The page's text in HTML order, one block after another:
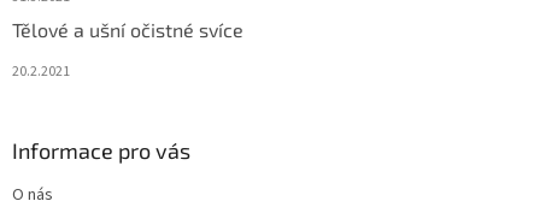
Tělové a ušní očistné svíce
20.2.2021
Informace pro vás
O nás